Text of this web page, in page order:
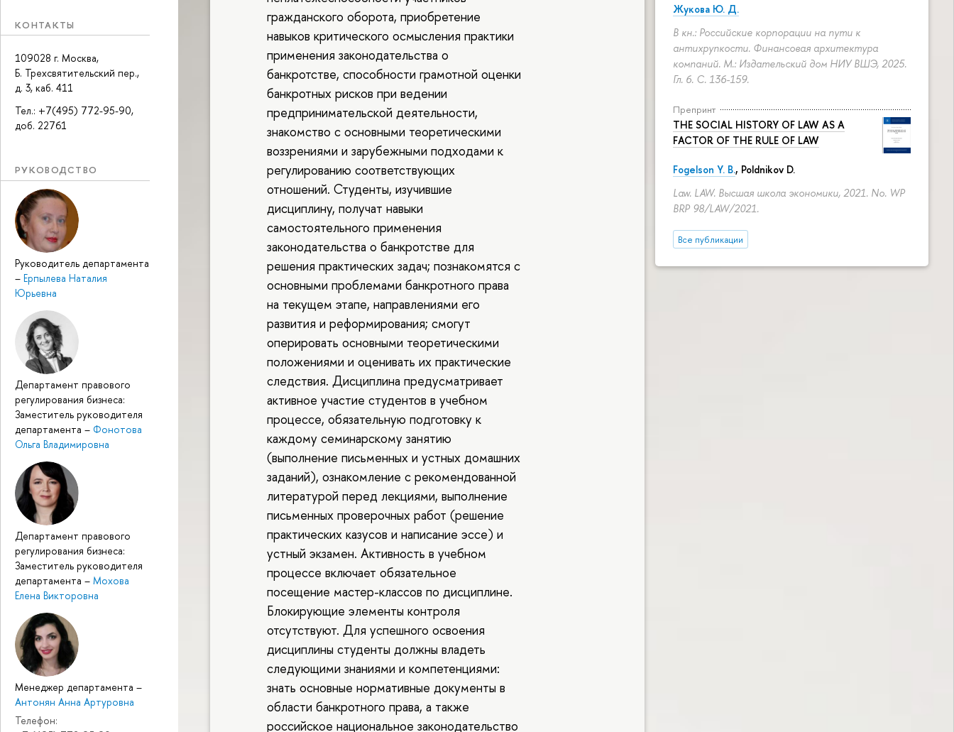
КОНТАКТЫ
109028 г. Москва,
Б. Трехсвятительский пер.,
д. 3, каб. 411
Тел.: +7(495) 772-95-90,
доб. 22761
РУКОВОДСТВО
Руководитель департамента
– Ерпылева Наталия
Юрьевна
Департамент правового
регулирования бизнеса:
Заместитель руководителя
департамента – Фонотова
Ольга Владимировна
Департамент правового
регулирования бизнеса:
Заместитель руководителя
департамента – Мохова
Елена Викторовна
Менеджер департамента –
Антонян Анна Артуровна
Телефон:
Жукова Ю. Д.
В кн.: Российские корпорации на пути к
антихрупкости. Финансовая архитектура
компаний. М.: Издательский дом НИУ ВШЭ, 2025.
Гл. 6. С. 136-159.
Препринт
THE SOCIAL HISTORY OF LAW AS A
FACTOR OF THE RULE OF LAW
Fogelson Y. B., Poldnikov D.
Law. LAW. Высшая школа экономики, 2021. No. WP
BRP 98/LAW/2021.
Все публикации
гражданского оборота, приобретение
навыков критического осмысления практики
применения законодательства о
банкротстве, способности грамотной оценки
банкротных рисков при ведении
предпринимательской деятельности,
знакомство с основными теоретическими
воззрениями и зарубежными подходами к
регулированию соответствующих
отношений. Студенты, изучившие
дисциплину, получат навыки
самостоятельного применения
законодательства о банкротстве для
решения практических задач; познакомятся с
основными проблемами банкротного права
на текущем этапе, направлениями его
развития и реформирования; смогут
оперировать основными теоретическими
положениями и оценивать их практические
следствия. Дисциплина предусматривает
активное участие студентов в учебном
процессе, обязательную подготовку к
каждому семинарскому занятию
(выполнение письменных и устных домашних
заданий), ознакомление с рекомендованной
литературой перед лекциями, выполнение
письменных проверочных работ (решение
практических казусов и написание эссе) и
устный экзамен. Активность в учебном
процессе включает обязательное
посещение мастер-классов по дисциплине.
Блокирующие элементы контроля
отсутствуют. Для успешного освоения
дисциплины студенты должны владеть
следующими знаниями и компетенциями:
знать основные нормативные документы в
области банкротного права, а также
российское национальное законодательство